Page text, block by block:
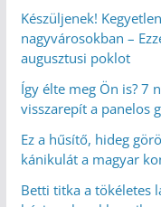
Készüljenek!
nagyvárosokban –
augusztusi poklot
Így élte meg Ön is? 7
visszarepít a panelos
Ez a hűsítő, hideg
kánikulát a magyar
Betti titka a tökéletes